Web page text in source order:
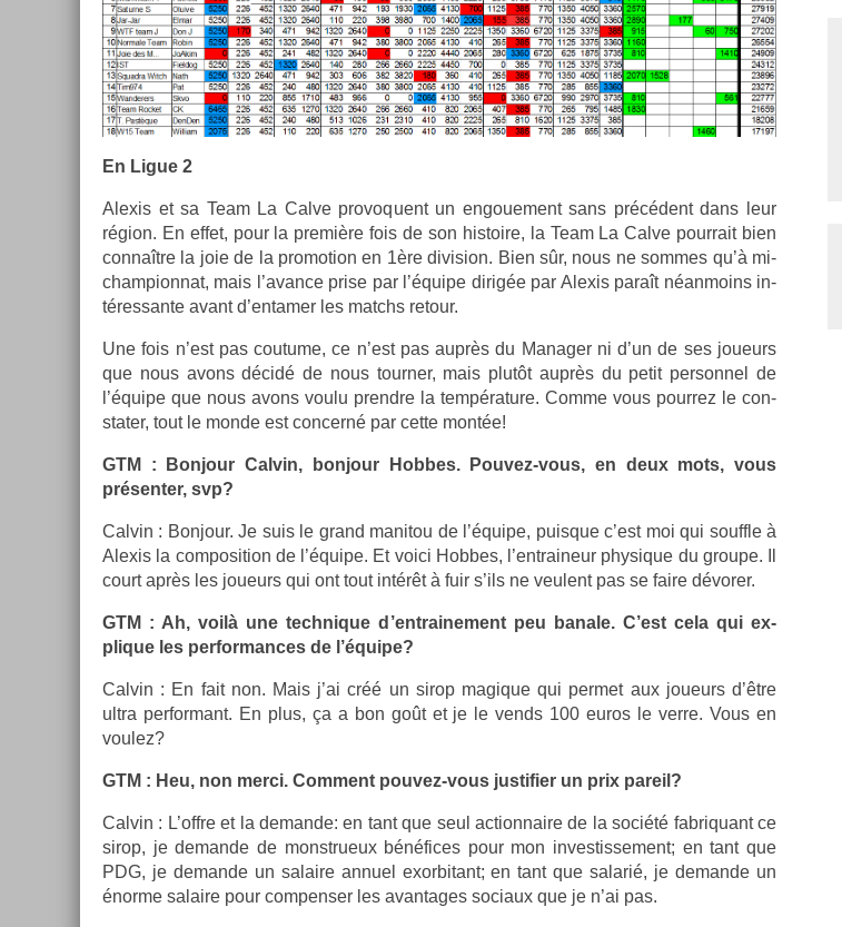
En Ligue 2
Al­exis et sa Team La Calve pro­voquent un en­goue­ment sans précédent dans leur
région. En effet, pour la première fois de son his­toire, la Team La Calve pour­rait bien
connaître la joie de la pro­mo­tion en 1ère di­vis­ion. Bien sûr, nous ne som­mes qu’à mi-
championnat, mais l’avan­ce prise par l’équipe dirigée par Al­exis paraît néan­moins in­
téres­sante avant d’en­tam­er les matchs re­tour.
Une fois n’est pas co­utume, ce n’est pas auprès du Man­ag­er ni d’un de ses joueurs
que nous avons décidé de nous tourn­er, mais plutôt auprès du petit per­son­nel de
l’équipe que nous avons voulu pre­ndre la tempéra­ture. Comme vous pour­rez le con­
stat­er, tout le monde est con­cerné par cette montée!
GTM : Bon­jour Cal­vin, bon­jour Hob­bes. Pouvez-vous, en deux mots, vous
présent­er, svp?
Cal­vin : Bon­jour. Je suis le grand man­itou de l’équipe, puis­que c’est moi qui souffle à
Al­exis la com­posi­tion de l’équipe. Et voici Hob­bes, l’entraineur physique du groupe. Il
court après les joueurs qui ont tout intérêt à fuir s’ils ne veulent pas se faire dévorer.
GTM : Ah, voilà une tech­nique d’entraine­ment peu banale. C’est cela qui ex­
plique les per­for­mances de l’équipe?
Cal­vin : En fait non. Mais j’ai créé un sirop magique qui per­met aux joueurs d’être
ultra per­for­mant. En plus, ça a bon goût et je le vends 100 euros le verre. Vous en
voulez?
GTM : Heu, non merci. Com­ment pouvez-vous just­ifi­er un prix pareil?
Cal­vin : L’offre et la de­man­de: en tant que seul ac­tion­naire de la société fab­riquant ce
sirop, je de­man­de de monstrueux bénéfices pour mon in­ves­tisse­ment; en tant que
PDG, je de­man­de un salaire an­nuel ex­or­bitant; en tant que salarié, je de­man­de un
énorme salaire pour com­pens­er les avan­tages sociaux que je n’ai pas.